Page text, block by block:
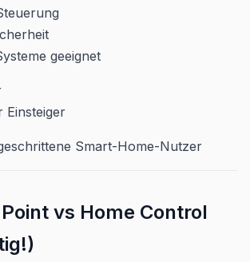
geeignet
Einsteiger
Smart-Home-Nutzer
vs Home Control